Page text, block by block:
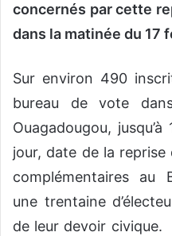
concernés par cette
dans la matinée du 17
Sur environ 490
bureau de vote
Ouagadougou,
jour, date de la reprise
complémentaires au
une trentaine
de leur devoir